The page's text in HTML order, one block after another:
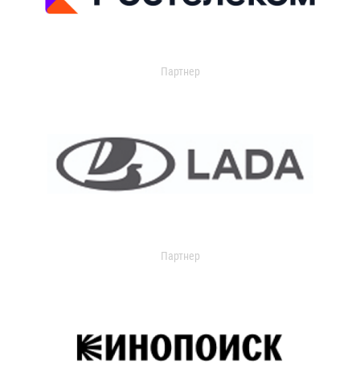
Партнер
Партнер